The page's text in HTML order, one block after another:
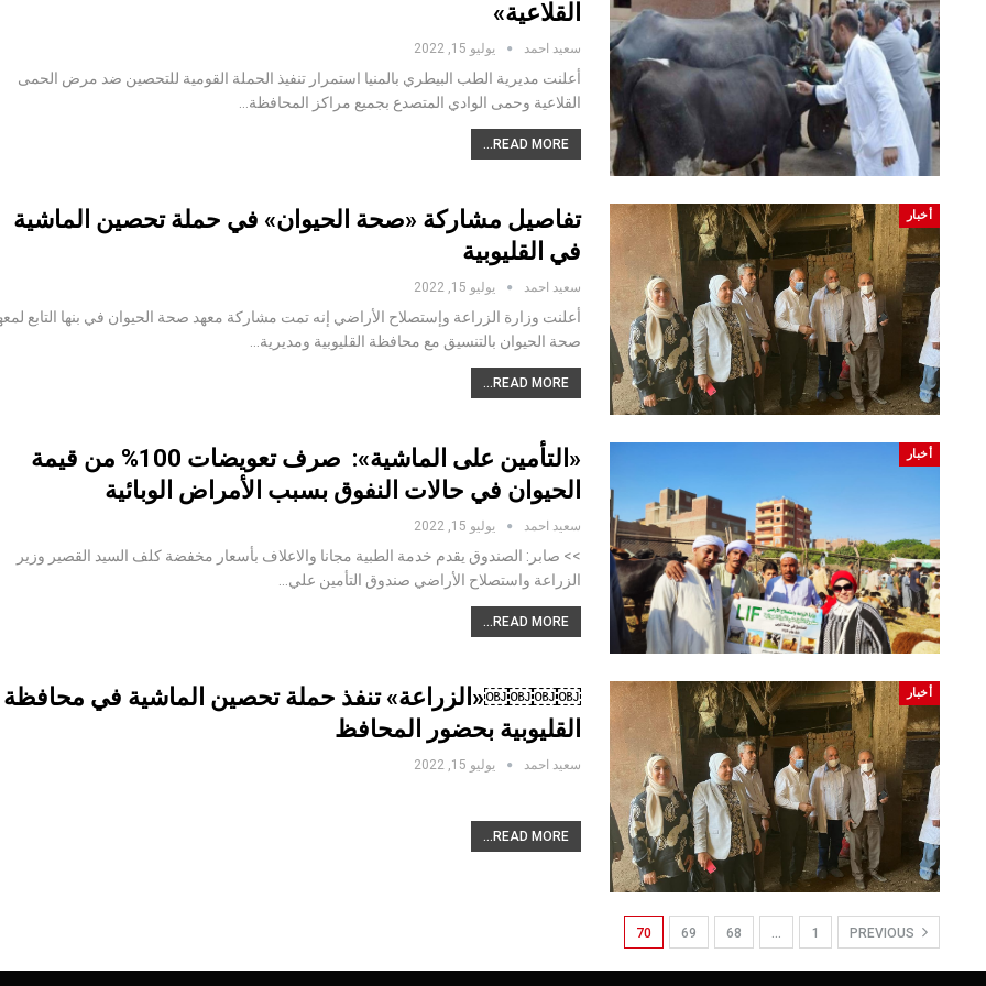
القلاعية»
سعيد احمد يوليو 15, 2022
أعلنت مديرية الطب البيطري بالمنيا استمرار تنفيذ الحملة القومية للتحصين ضد مرض الحمى
القلاعية وحمى الوادي المتصدع بجميع مراكز المحافظة…
READ MORE...
أخبار
تفاصيل مشاركة «صحة الحيوان» في حملة تحصين الماشية
في القليوبية
سعيد احمد يوليو 15, 2022
أعلنت وزارة الزراعة وإستصلاح الأراضي إنه تمت مشاركة معهد صحة الحيوان في بنها التابع
صحة الحيوان بالتنسيق مع محافظة القليوبية ومديرية…
READ MORE...
أخبار
«التأمين على الماشية»: صرف تعويضات 100% من قيمة
الحيوان في حالات النفوق بسبب الأمراض الوبائية
سعيد احمد يوليو 15, 2022
>> صابر: الصندوق يقدم خدمة الطبية مجانا والاعلاف بأسعار مخفضة كلف السيد القصير وزير
الزراعة واستصلاح الأراضي صندوق التأمين علي…
READ MORE...
أخبار
￼￼￼￼«الزراعة» تنفذ حملة تحصين الماشية في محافظة
القليوبية بحضور المحافظ
سعيد احمد يوليو 15, 2022
READ MORE...
1
…
68
69
70